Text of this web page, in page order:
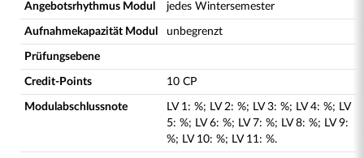
Angebotsrhythmus Modul jedes Wintersemester
Aufnahmekapazität Modul unbegrenzt
Prüfungsebene
Credit-Points 10 CP
Modulabschlussnote LV 1: %; LV 2: %; LV 3: %; LV 4: %; LV
5: %; LV 6: %; LV 7: %; LV 8: %; LV 9:
%; LV 10: %; LV 11: %.